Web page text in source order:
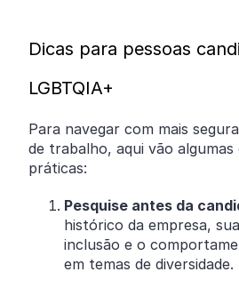
Dicas para pessoas
LGBTQIA+
Para navegar com mais
de trabalho, aqui vão
práticas:
Pesquise antes da
histórico da empresa,
inclusão e o
em temas de diversidade.